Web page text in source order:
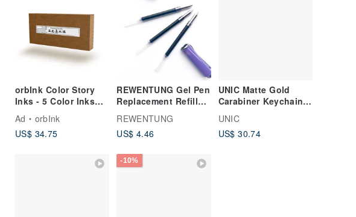
orbInk Color Story
Inks - 5 Color Inks
Set Gifts
Ad
orbInk
US$ 34.75
REWENTUNG Gel Pen
Replacement Refills
(3 pcs)
/BestBook/Gel
Pen/Refills
REWENTUNG
US$ 4.46
UNIC Matte Gold
Carabiner Keychain /
Genuine Leather Key
Holder
【Customizable】
UNIC
US$ 30.74
-10%